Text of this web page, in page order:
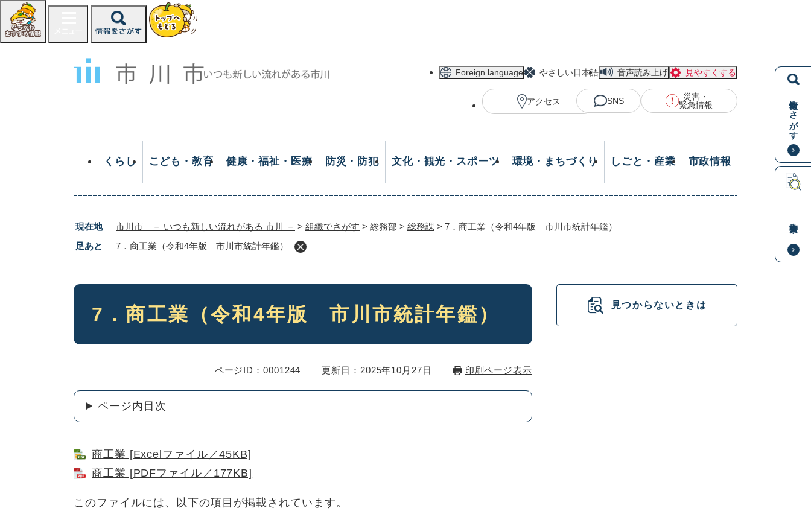
ジ
情報をさがす
Foreign language やさしい日本語 音声読み上げ 見やすくする
アクセス SNS
災害・
緊急情報
くらし こども・教育 健康・福祉・医療 防災・防犯 文化・観光・スポーツ 環境・まちづくり しごと・産業 市政情報
現在地 市川市 － いつも新しい流れがある 市川 － > 組織でさがす > 総務部 > 総務課 > 7．商工業（令和4年版 市川市統計年鑑）
足あと
7．商工業（令和4年版 市川市統計年鑑）
本
7．商工業（令和4年版 市川市統計年鑑）
ページID：0001244 更新日：2025年10月27日 印刷ページ表示
ページ内目次
商工業 [Excelファイル／45KB]
商工業 [PDFファイル／177KB]
このファイルには、以下の項目が掲載されています。
見つからないときは